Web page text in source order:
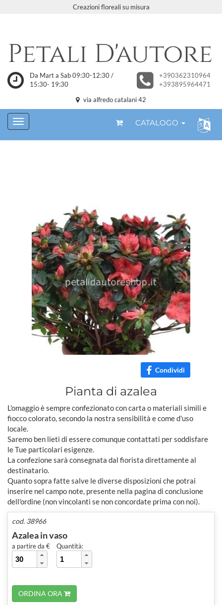
Creazioni floreali su misura
Da Mart a Sab 09:30-12:30 /
15:30- 19:30
+390362310964
+393895964471
via alfredo catalani 42
CATALOGO
Condividi
Pianta di azalea
L'omaggio è sempre confezionato con carta o materiali simili e
fiocco colorato, secondo la nostra sensibilità e come d'uso
locale.
Saremo ben lieti di essere comunque contattati per soddisfare
le Tue particolari esigenze.
La confezione sarà consegnata dal fiorista direttamente al
destinatario.
Quanto sopra fatte salve le diverse disposizioni che potrai
inserire nel campo note, presente nella pagina di conclusione
dell'ordine (non vincolanti se non concordate prima con noi).
cod. 38966
Azalea in vaso
a partire da € Quantità:
ORDINA ORA